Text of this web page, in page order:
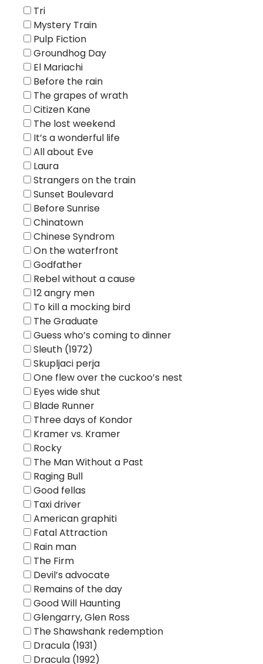
Tri
Mystery Train
Pulp Fiction
Groundhog Day
El Mariachi
Before the rain
The grapes of wrath
Citizen Kane
The lost weekend
It’s a wonderful life
All about Eve
Laura
Strangers on the train
Sunset Boulevard
Before Sunrise
Chinatown
Chinese Syndrom
On the waterfront
Godfather
Rebel without a cause
12 angry men
To kill a mocking bird
The Graduate
Guess who’s coming to dinner
Sleuth (1972)
Skupljaci perja
One flew over the cuckoo’s nest
Eyes wide shut
Blade Runner
Three days of Kondor
Kramer vs. Kramer
Rocky
The Man Without a Past
Raging Bull
Good fellas
Taxi driver
American graphiti
Fatal Attraction
Rain man
The Firm
Devil’s advocate
Remains of the day
Good Will Haunting
Glengarry, Glen Ross
The Shawshank redemption
Dracula (1931)
Dracula (1992)